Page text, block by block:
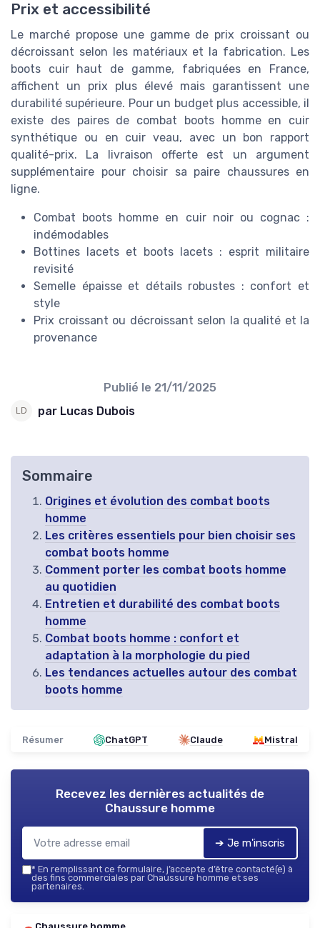
Prix et accessibilité
Le marché propose une gamme de prix croissant ou
décroissant selon les matériaux et la fabrication. Les
boots cuir haut de gamme, fabriquées en France,
affichent un prix plus élevé mais garantissent une
durabilité supérieure. Pour un budget plus accessible, il
existe des paires de combat boots homme en cuir
synthétique ou en cuir veau, avec un bon rapport
qualité-prix. La livraison offerte est un argument
supplémentaire pour choisir sa paire chaussures en
ligne.
Combat boots homme en cuir noir ou cognac :
indémodables
Bottines lacets et boots lacets : esprit militaire
revisité
Semelle épaisse et détails robustes : confort et
style
Prix croissant ou décroissant selon la qualité et la
provenance
Publié le 21/11/2025
par Lucas Dubois
Sommaire
Origines et évolution des combat boots
homme
Les critères essentiels pour bien choisir ses
combat boots homme
Comment porter les combat boots homme
au quotidien
Entretien et durabilité des combat boots
homme
Combat boots homme : confort et
adaptation à la morphologie du pied
Les tendances actuelles autour des combat
boots homme
Résumer ChatGPT Claude Mistral
Recevez les dernières actualités de
Chaussure homme
➔ Je m'inscris
* En remplissant ce formulaire, j’accepte d’être contacté(e) à
des fins commerciales par Chaussure homme et ses
partenaires.